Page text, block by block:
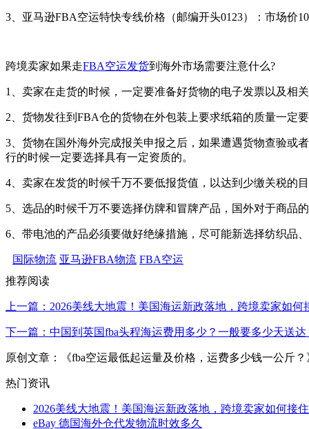
3、亚马逊FBA空运特快专线价格（邮编开头0123）：市场价
跨境卖家如果走FBA空运发货到海外市场需要注意什么?
1、卖家在走货的时候，一定要准备好货物的电子发票以及相
2、货物发往到FBA仓的货物在外包装上要求纸箱的质量一定
3、货物在国外海外完成报关申报之后，如果遭遇货物查验或
行的时候一定要选择具有一定资质的。
4、卖家在发货的时候千万不要低报货值，以达到少缴关税的
5、选品的时候千万不要选择仿牌和冒牌产品，国外对于商品
6、带电池的产品必须要做好绝缘措施，尽可能新选择纺织品
国际物流 亚马逊FBA物流 FBA空运
推荐阅读
上一篇：2026美线大地震！美国海运新政落地，跨境卖家如
下一篇：中国到英国fba头程海运费用多少？一般要多少天送达
原创文章：《fba空运最低起运量及价格，运费多少钱一公斤
热门资讯
2026美线大地震！美国海运新政落地，跨境卖家如何接
eBay 德国海外仓代发物流时效多久